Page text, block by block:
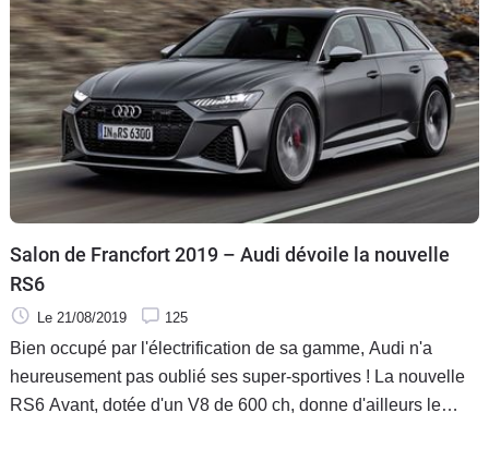
Salon de Francfort 2019 – Audi dévoile la nouvelle
RS6
Le 21/08/2019 125
Bien occupé par l'électrification de sa gamme, Audi n'a
heureusement pas oublié ses super-sportives ! La nouvelle
RS6 Avant, dotée d'un V8 de 600 ch, donne d'ailleurs le